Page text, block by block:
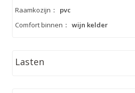
Raamkozijn :
pvc
Comfort binnen : wijn kelder
Lasten